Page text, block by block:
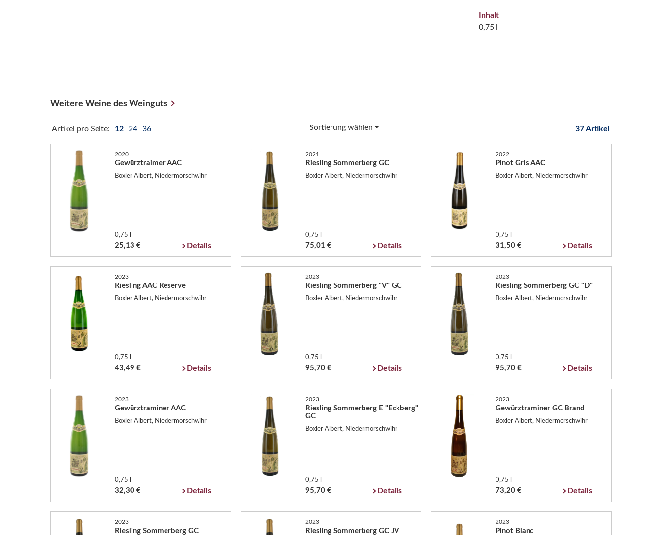
Inhalt
0,75 l
Weitere Weine des Weinguts
Artikel pro Seite: 12 24 36 Sortierung wählen 37 Artikel
2020
Gewürztraimer AAC
Boxler Albert, Niedermorschwihr
0,75 l
25,13 € Details
2021
Riesling Sommerberg GC
Boxler Albert, Niedermorschwihr
0,75 l
75,01 € Details
2022
Pinot Gris AAC
Boxler Albert, Niedermorschwihr
0,75 l
31,50 € Details
2023
Riesling AAC Réserve
Boxler Albert, Niedermorschwihr
0,75 l
43,49 € Details
2023
Riesling Sommerberg "V" GC
Boxler Albert, Niedermorschwihr
0,75 l
95,70 € Details
2023
Riesling Sommerberg GC "D"
Boxler Albert, Niedermorschwihr
0,75 l
95,70 € Details
2023
Gewürztraminer AAC
Boxler Albert, Niedermorschwihr
0,75 l
32,30 € Details
2023
Riesling Sommerberg E "Eckberg"
GC
Boxler Albert, Niedermorschwihr
0,75 l
95,70 € Details
2023
Gewürztraminer GC Brand
Boxler Albert, Niedermorschwihr
0,75 l
73,20 € Details
2023
Riesling Sommerberg GC
2023
Riesling Sommerberg GC JV
2023
Pinot Blanc